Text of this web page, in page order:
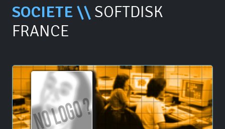
SOCIETE \\ SOFTDISK
FRANCE